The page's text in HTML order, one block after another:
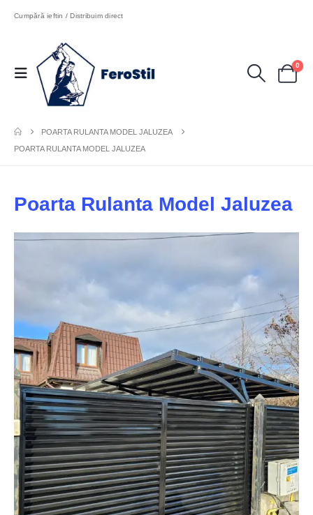
Cumpără ieftin / Distribuim direct
0
POARTA RULANTA MODEL JALUZEA
POARTA RULANTA MODEL JALUZEA
Poarta Rulanta Model Jaluzea